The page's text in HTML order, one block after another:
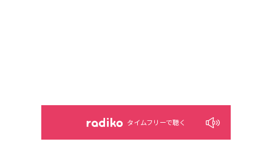
タイムフリーで聴く